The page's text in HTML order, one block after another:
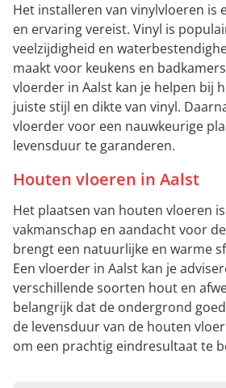
Het installeren van vinylvloeren is
en ervaring vereist. Vinyl is
veelzijdigheid en
maakt voor keukens en
vloerder in Aalst kan je helpen bij
juiste stijl en dikte van vinyl.
vloerder voor een nauwkeurige
levensduur te garanderen.
Houten vloeren in Aalst
Het plaatsen van houten vloeren
vakmanschap en aandacht voor
brengt een natuurlijke en warme
Een vloerder in Aalst kan je
verschillende soorten hout en
belangrijk dat de ondergrond
de levensduur van de houten
om een prachtig eindresultaat te